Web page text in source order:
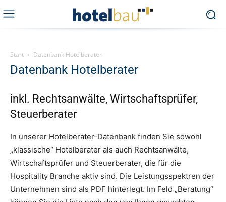
Start Datenbank Hotelberater
Datenbank Hotelberater
inkl. Rechtsanwälte, Wirtschaftsprüfer,
Steuerberater
In unserer Hotelberater-Datenbank finden Sie sowohl
„klassische“ Hotelberater als auch Rechtsanwälte,
Wirtschaftsprüfer und Steuerberater, die für die
Hospitality Branche aktiv sind. Die Leistungsspektren der
Unternehmen sind als PDF hinterlegt. Im Feld „Beratung“